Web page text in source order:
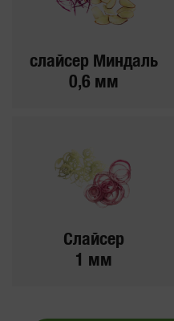
слайсер Миндаль
0,6 мм
Слайсер
1 мм